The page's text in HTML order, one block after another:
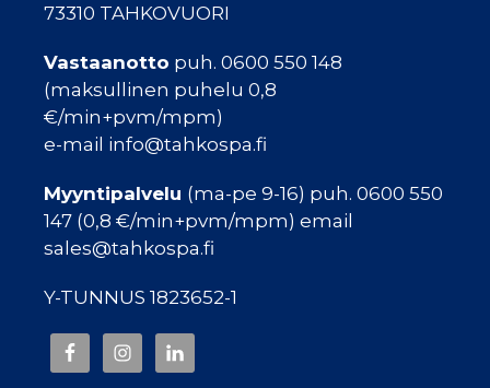
73310 TAHKOVUORI
Vastaanotto puh. 0600 550 148
(maksullinen puhelu 0,8
€/min+pvm/mpm)
e-mail info@tahkospa.fi
Myyntipalvelu (ma-pe 9-16) puh. 0600 550
147 (0,8 €/min+pvm/mpm) email
sales@tahkospa.fi
Y-TUNNUS 1823652-1